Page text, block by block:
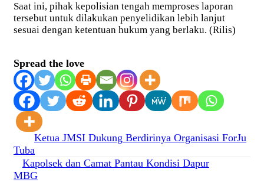
Saat ini, pihak kepolisian tengah memproses laporan
tersebut untuk dilakukan penyelidikan lebih lanjut
sesuai dengan ketentuan hukum yang berlaku. (Rilis)
Spread the love
Navigasi
pos
Ketua JMSI Dukung Berdirinya Organisasi ForJu
Tuba
Kapolsek dan Camat Pantau Kondisi Dapur
MBG